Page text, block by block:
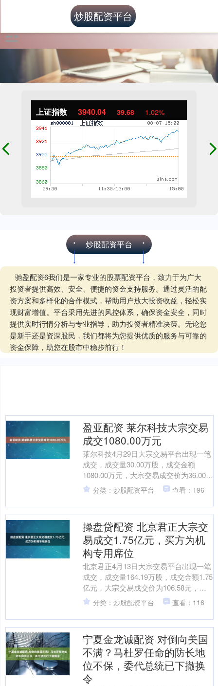
上证指数 3940.04 39.68 1.02%
炒股配资平台
驰盈配资6我们是一家专业的股票配资平台，致力于为广大
投资者提供高效、安全、便捷的资金支持服务。通过灵活的配
资方案和多样化的合作模式，帮助用户放大投资收益，轻松实
现财富增值。平台采用先进的风控体系，确保资金安全，同时
提供实时行情分析与专业指导，助力投资者精准决策。无论您
是新手还是资深股民，我们都将为您提供优质的服务与可靠的
资金保障，助您在股市中稳步前行！
炒股配资平台
盈亚配资 莱尔科技大宗交易
成交1080.00万元
莱尔科技4月29日大宗交易平台出现一笔
成交，成交量30.00万股，成交金额
1080.00万元，大宗交易成交价为36.00
元，相对今日收盘价折价19.73%。该
笔....
分类：炒股配资平台 查看：196
操盘贷配资 北京君正大宗交
易成交1.75亿元，买方为机
构专用席位
北京君正4月13日大宗交易平台出现一笔
成交，成交量164.19万股，成交金额1.75
亿元，大宗交易成交价为106.58元，相
对今日收盘价折价5.00%。该笔交易....
分类：炒股配资平台 查看：116
宁夏金龙诚配资 对倒向美国
不满？马杜罗任命的防长地
位不保，委代总统已下撤换
令